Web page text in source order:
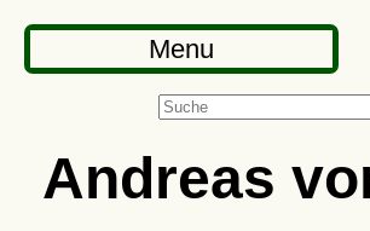
Menu
Andreas